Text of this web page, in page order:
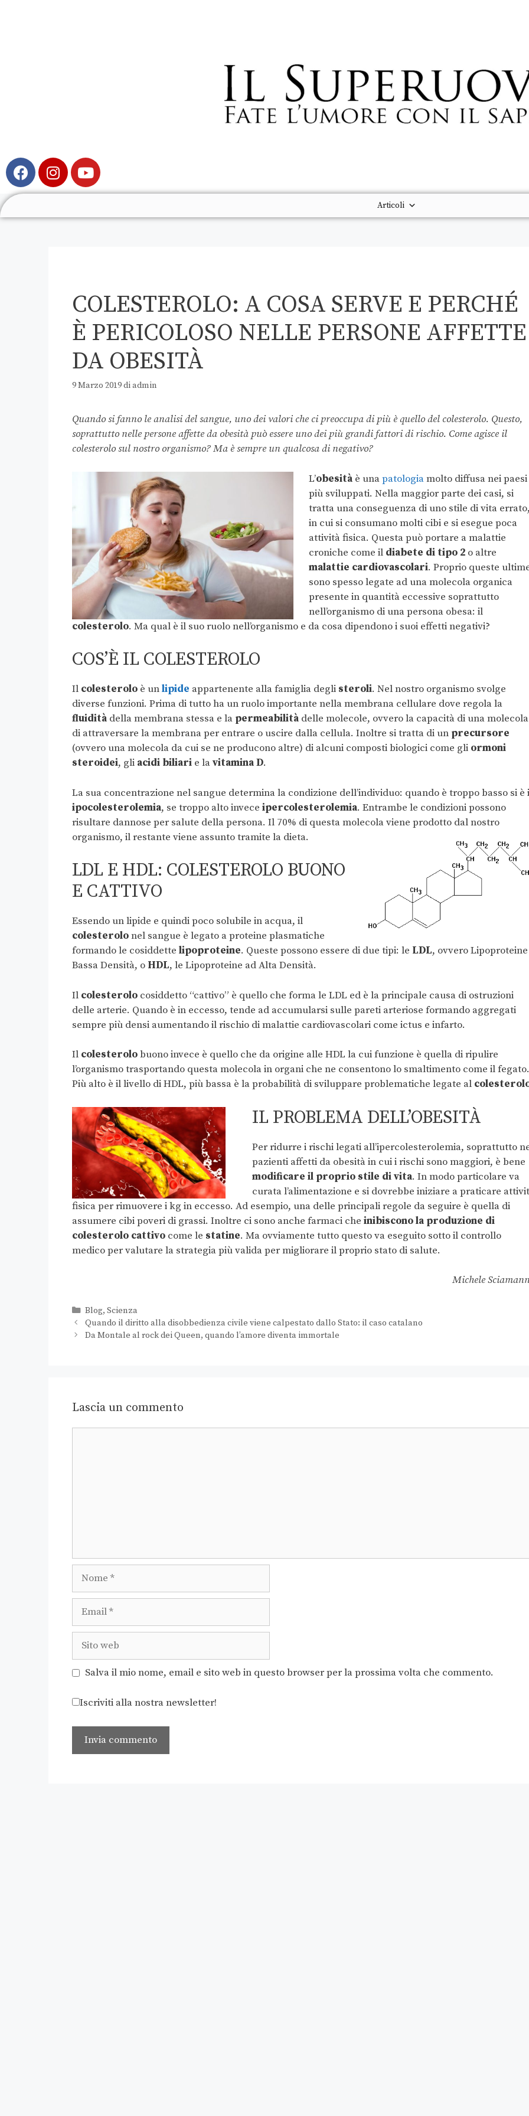
Articoli
COLESTEROLO: A COSA SERVE E PERCHÉ
È PERICOLOSO NELLE PERSONE AFFETTE
DA OBESITÀ
9 Marzo 2019diadmin
Quando si fanno le analisi del sangue, uno dei valori che ci preoccupa di più è quello del colesterolo. Questo,
soprattutto nelle persone affette da obesità può essere uno dei più grandi fattori di rischio. Come agisce il
colesterolo sul nostro organismo? Ma è sempre un qualcosa di negativo?
L’obesitàè unapatologiamolto diffusa nei paesi
più sviluppati. Nella maggior parte dei casi, si
tratta una conseguenza di uno stile di vita
in cui si consumano molti cibi e si esegue poca
attività fisica. Questa può portare a malattie
croniche come il diabete di tipo 2o altre
malattie cardiovascolari. Proprio queste
sono spesso legate ad una molecola organica
presente in quantità eccessive soprattutto
nell’organismo di una persona obesa: il
colesterolo. Ma qual è il suo ruolo nell’organismo e da cosa dipendono i suoi effetti negativi?
COS’È IL COLESTEROLO
Il colesterolo è unlipide appartenente alla famiglia degli steroli. Nel nostro organismo svolge
diverse funzioni. Prima di tutto ha un ruolo importante nella membrana cellulare dove regola la
fluidità della membrana stessa e la permeabilità delle molecole, ovvero la capacità di una molecola
di attraversare la membrana per entrare o uscire dalla cellula. Inoltre si tratta di un precursore
(ovvero una molecola da cui se ne producono altre) di alcuni composti biologici come gli ormoni
steroidei, gli acidi biliari e lavitamina D.
La sua concentrazione nel sangue determina la condizione dell’individuo: quando è troppo basso si è
ipocolesterolemia, se troppo alto invece ipercolesterolemia. Entrambe le condizioni possono
risultare dannose per salute della persona. Il 70% di questa molecola viene prodotto dal nostro
organismo, il restante viene assunto tramite la dieta.
LDL E HDL: COLESTEROLO BUONO
E CATTIVO
Essendo un lipide e quindi poco solubile in acqua, il
colesterolonel sangue è legato a proteine plasmatiche
formando le cosiddette lipoproteine. Queste possono essere di due tipi: le LDL, ovvero
Bassa Densità, o HDL, le Lipoproteine ad Alta Densità.
Il colesterolo cosiddetto “cattivo” è quello che forma le LDL ed è la principale causa di ostruzioni
delle arterie. Quando è in eccesso, tende ad accumularsi sulle pareti arteriose formando aggregati
sempre più densi aumentando il rischio di malattie cardiovascolari come ictus e infarto.
Il colesterolobuono invece è quello che da origine alle HDL la cui funzione è quella di ripulire
l’organismo trasportando questa molecola in organi che ne consentono lo smaltimento come il fegato.
Più alto è il livello di HDL, più bassa è la probabilità di sviluppare problematiche legate al
IL PROBLEMA DELL’OBESITÀ
Per ridurre i rischi legati all’ipercolesterolemia, soprattutto
pazienti affetti da obesità in cui i rischi sono maggiori, è bene
modificare il proprio stile di vita. In modo particolare va
curata l’alimentazione e si dovrebbe iniziare a praticare
fisica per rimuovere i kg in eccesso. Ad esempio, una delle principali regole da seguire è quella di
assumere cibi poveri di grassi. Inoltre ci sono anche farmaci che inibiscono la produzione di
colesterolo cattivo come le statine. Ma ovviamente tutto questo va eseguito sotto il controllo
medico per valutare la strategia più valida per migliorare il proprio stato di salute.
Michele
Blog, Scienza
Quando il diritto alla disobbedienza civile viene calpestato dallo Stato: il caso catalano
Da Montale al rock dei Queen, quando l’amore diventa immortale
Lascia un commento
Salva il mio nome, email e sito web in questo browser per la prossima volta che commento.
Iscriviti alla nostra newsletter!